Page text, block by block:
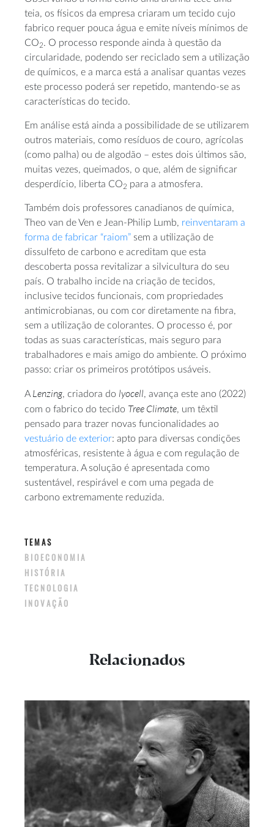
teia, os físicos da empresa criaram um tecido cujo
fabrico requer pouca água e emite níveis mínimos de
CO2. O processo responde ainda à questão da
circularidade, podendo ser reciclado sem a utilização
de químicos, e a marca está a analisar quantas vezes
este processo poderá ser repetido, mantendo-se as
características do tecido.
Em análise está ainda a possibilidade de se utilizarem
outros materiais, como resíduos de couro, agrícolas
(como palha) ou de algodão – estes dois últimos são,
muitas vezes, queimados, o que, além de significar
desperdício, liberta CO2 para a atmosfera.
Também dois professores canadianos de química,
Theo van de Ven e Jean-Philip Lumb, reinventaram a
forma de fabricar “raiom” sem a utilização de
dissulfeto de carbono e acreditam que esta
descoberta possa revitalizar a silvicultura do seu
país. O trabalho incide na criação de tecidos,
inclusive tecidos funcionais, com propriedades
antimicrobianas, ou com cor diretamente na fibra,
sem a utilização de colorantes. O processo é, por
todas as suas características, mais seguro para
trabalhadores e mais amigo do ambiente. O próximo
passo: criar os primeiros protótipos usáveis.
A Lenzing, criadora do lyocell, avança este ano (2022)
com o fabrico do tecido Tree Climate, um têxtil
pensado para trazer novas funcionalidades ao
vestuário de exterior: apto para diversas condições
atmosféricas, resistente à água e com regulação de
temperatura. A solução é apresentada como
sustentável, respirável e com uma pegada de
carbono extremamente reduzida.
TEMAS
BIOECONOMIA
HISTÓRIA
TECNOLOGIA
INOVAÇÃO
Relacionados